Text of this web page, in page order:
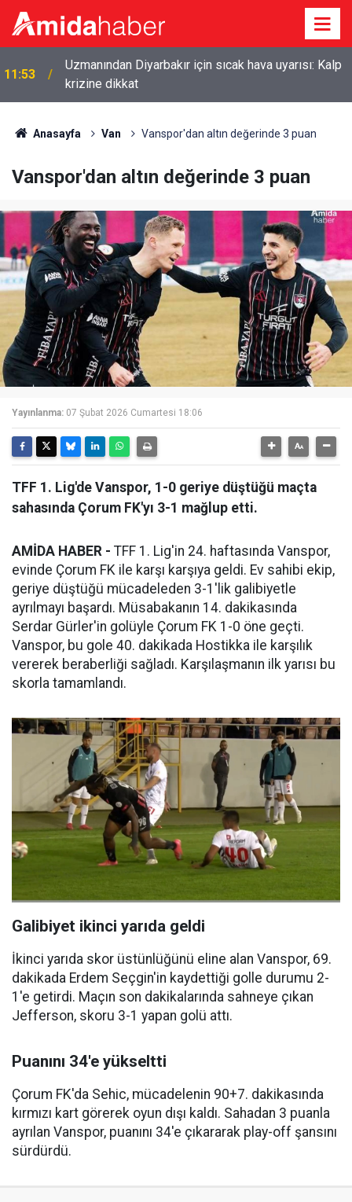
11:53
Uzmanından Diyarbakır için sıcak hava uyarısı: Kalp
krizine dikkat
Anasayfa Van Vanspor'dan altın değerinde 3 puan
Vanspor'dan altın değerinde 3 puan
Yayınlanma: 07 Şubat 2026 Cumartesi 18:06
TFF 1. Lig'de Vanspor, 1-0 geriye düştüğü maçta
sahasında Çorum FK'yı 3-1 mağlup etti.
AMİDA HABER - TFF 1. Lig'in 24. haftasında Vanspor,
evinde Çorum FK ile karşı karşıya geldi. Ev sahibi ekip,
geriye düştüğü mücadeleden 3-1'lik galibiyetle
ayrılmayı başardı. Müsabakanın 14. dakikasında
Serdar Gürler'in golüyle Çorum FK 1-0 öne geçti.
Vanspor, bu gole 40. dakikada Hostikka ile karşılık
vererek beraberliği sağladı. Karşılaşmanın ilk yarısı bu
skorla tamamlandı.
Galibiyet ikinci yarıda geldi
İkinci yarıda skor üstünlüğünü eline alan Vanspor, 69.
dakikada Erdem Seçgin'in kaydettiği golle durumu 2-
1'e getirdi. Maçın son dakikalarında sahneye çıkan
Jefferson, skoru 3-1 yapan golü attı.
Puanını 34'e yükseltti
Çorum FK'da Sehic, mücadelenin 90+7. dakikasında
kırmızı kart görerek oyun dışı kaldı. Sahadan 3 puanla
ayrılan Vanspor, puanını 34'e çıkararak play-off şansını
sürdürdü.